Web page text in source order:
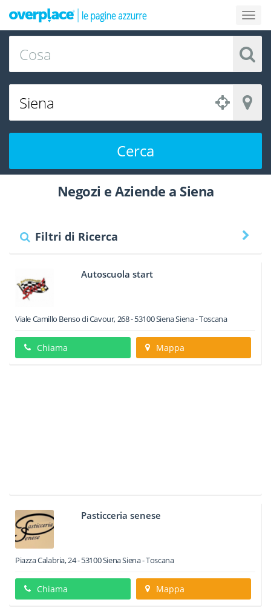
Cerca
Negozi e Aziende a Siena
Filtri di Ricerca
Autoscuola start
Viale Camillo Benso di Cavour, 268-53100SienaSiena -Toscana
Chiama Mappa
Pasticceria senese
Piazza Calabria, 24-53100SienaSiena -Toscana
Chiama Mappa